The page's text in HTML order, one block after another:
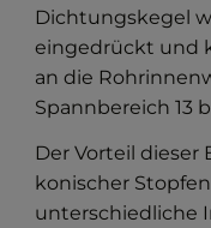
Dichtungskegel
eingedrückt und
an die
Spannbereich 13
Der Vorteil dieser
konischer
unterschiedliche